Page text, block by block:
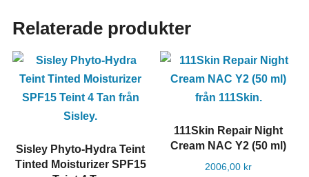
Relaterade produkter
Sisley Phyto-Hydra Teint
Tinted Moisturizer SPF15
111Skin Repair Night
Cream NAC Y2 (50 ml)
2006,00 kr